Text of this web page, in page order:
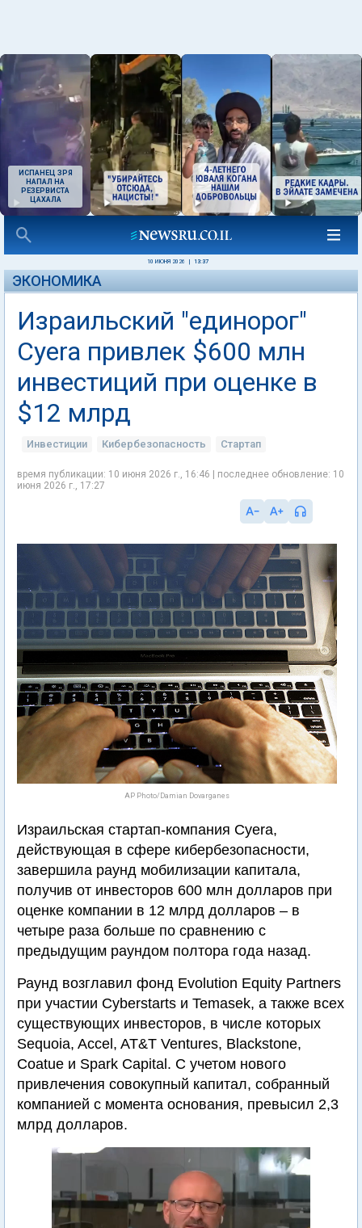
ИСПАНЕЦ ЗРЯ
НАПАЛ НА
РЕЗЕРВИСТА
ЦАХАЛА
10 ИЮНЯ 2026 13:37
ЭКОНОМИКА
Израильский "единорог"
Cyera привлек $600 млн
инвестиций при оценке в
$12 млрд
Инвестиции Кибербезопасность Стартап
время публикации: 10 июня 2026 г., 16:46 | последнее обновление: 10
июня 2026 г., 17:27
AP Photo/Damian Dovarganes
Израильская стартап-компания Cyera,
действующая в сфере кибербезопасности,
завершила раунд мобилизации капитала,
получив от инвесторов 600 млн долларов при
оценке компании в 12 млрд долларов – в
четыре раза больше по сравнению с
предыдущим раундом полтора года назад.
Раунд возглавил фонд Evolution Equity Partners
при участии Cyberstarts и Temasek, а также всех
существующих инвесторов, в числе которых
Sequoia, Accel, AT&T Ventures, Blackstone,
Coatue и Spark Capital. С учетом нового
привлечения совокупный капитал, собранный
компанией с момента основания, превысил 2,3
млрд долларов.